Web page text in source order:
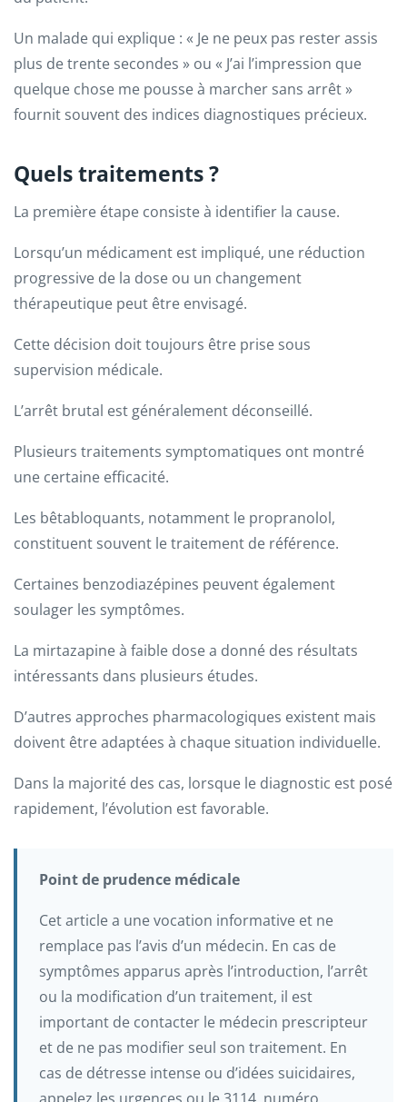
Un malade qui explique : « Je ne peux pas rester assis
plus de trente secondes » ou « J’ai l’impression que
quelque chose me pousse à marcher sans arrêt »
fournit souvent des indices diagnostiques précieux.
Quels traitements ?
La première étape consiste à identifier la cause.
Lorsqu’un médicament est impliqué, une réduction
progressive de la dose ou un changement
thérapeutique peut être envisagé.
Cette décision doit toujours être prise sous
supervision médicale.
L’arrêt brutal est généralement déconseillé.
Plusieurs traitements symptomatiques ont montré
une certaine efficacité.
Les bêtabloquants, notamment le propranolol,
constituent souvent le traitement de référence.
Certaines benzodiazépines peuvent également
soulager les symptômes.
La mirtazapine à faible dose a donné des résultats
intéressants dans plusieurs études.
D’autres approches pharmacologiques existent mais
doivent être adaptées à chaque situation individuelle.
Dans la majorité des cas, lorsque le diagnostic est posé
rapidement, l’évolution est favorable.
Point de prudence médicale
Cet article a une vocation informative et ne
remplace pas l’avis d’un médecin. En cas de
symptômes apparus après l’introduction, l’arrêt
ou la modification d’un traitement, il est
important de contacter le médecin prescripteur
et de ne pas modifier seul son traitement. En
cas de détresse intense ou d’idées suicidaires,